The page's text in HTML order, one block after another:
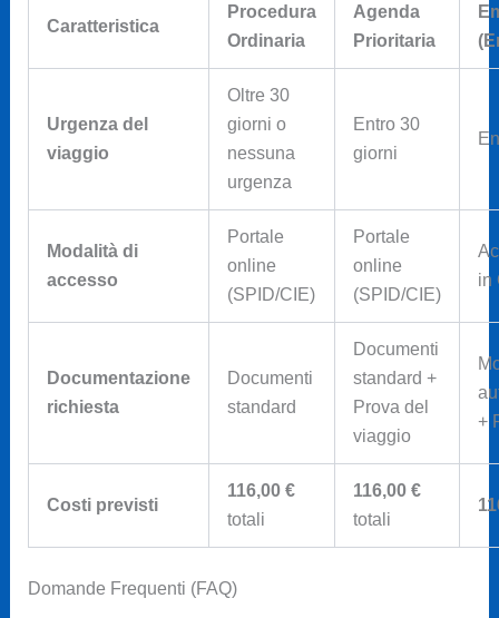
Caratteristica
Procedura
Ordinaria
Agenda
Prioritaria
Urgenza del
viaggio
Oltre 30
giorni o
nessuna
urgenza
Entro 30
giorni
Modalità di
accesso
Portale
online
(SPID/CIE)
Portale
online
(SPID/CIE)
in
Documentazione
richiesta
Documenti
standard
Documenti
standard +
Prova del
viaggio
+
Costi previsti
116,00 €
totali
116,00 €
totali
Domande Frequenti (FAQ)